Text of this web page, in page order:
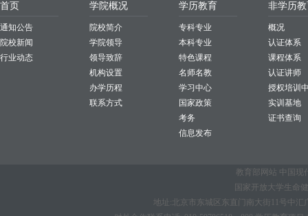
首页
通知公告
院校新闻
行业动态
学院概况
院校简介
学院领导
领导致辞
机构设置
办学历程
联系方式
学历教育
专科专业
本科专业
特色课程
名师名教
学习中心
国家政策
考务
信息发布
非学历
概况
认证体系
课程体系
认证讲师
授权培训
实训基地
证书查询
教育部网站 中国现
国家开放大学生命
地址:北京市东城区东直门南大街11号中汇